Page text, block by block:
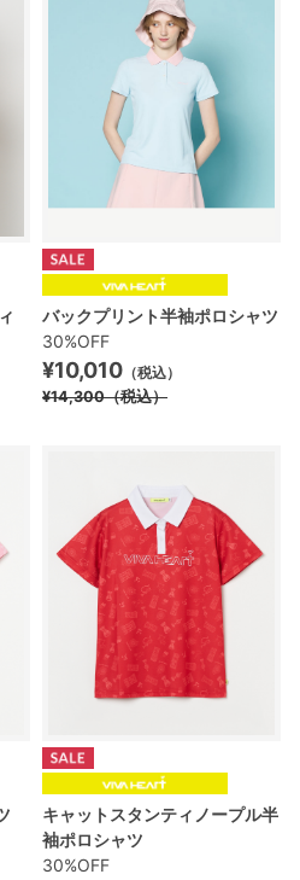
バックプリント半袖ポロシャツ
30%OFF
¥10,010 （税込）
¥14,300（税込）
キャットスタンティノープル半
袖ポロシャツ
30%OFF